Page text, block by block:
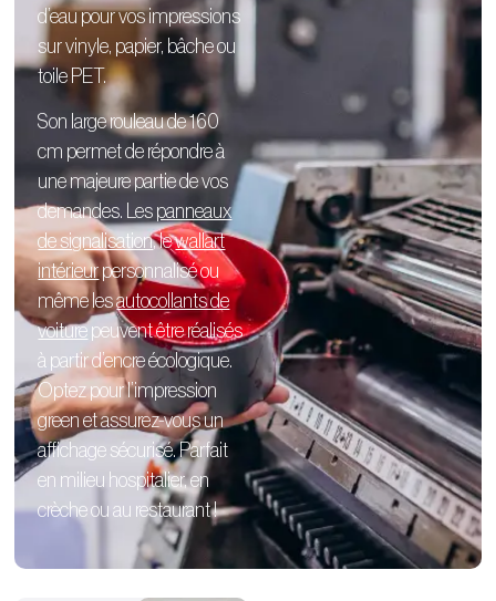
d’eau pour vos impressions
sur vinyle, papier, bâche ou
toile PET.
Son large rouleau de 160
cm permet de répondre à
une majeure partie de vos
demandes. Les panneaux
de signalisation, lewallart
intérieur personnaliséou
même lesautocollants de
voiture peuvent être réalisés
à partir d’encre écologique.
Optez pour l’impression
green et assurez-vous un
affichage sécurisé. Parfait
en milieu hospitalier, en
crèche ou au restaurant !